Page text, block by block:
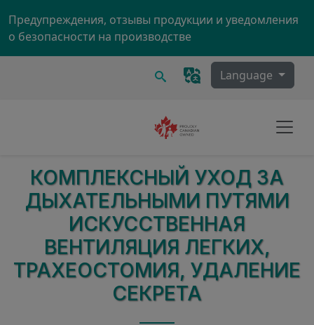
Предупреждения, отзывы продукции и уведомления
о безопасности на производстве
Поиск Language
КОМПЛЕКСНЫЙ УХОД ЗА
ДЫХАТЕЛЬНЫМИ ПУТЯМИ
ИСКУССТВЕННАЯ
ВЕНТИЛЯЦИЯ ЛЕГКИХ,
ТРАХЕОСТОМИЯ, УДАЛЕНИЕ
СЕКРЕТА